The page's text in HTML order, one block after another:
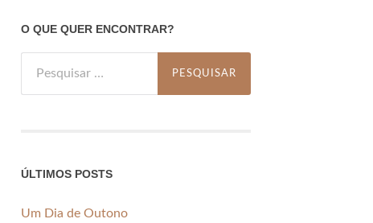
O QUE QUER ENCONTRAR?
por:
ÚLTIMOS POSTS
Um Dia de Outono